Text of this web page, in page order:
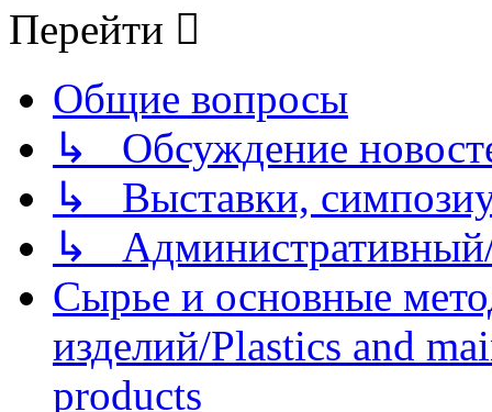
Перейти
Общие вопросы
↳ Обсуждение
↳ Выставки,
↳
Сырье и основные
изделий/Plastics and
products